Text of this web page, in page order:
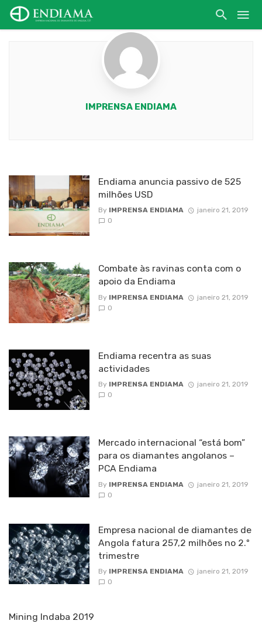
IMPRENSA ENDIAMA
Endiama anuncia passivo de 525
milhões USD
By IMPRENSA ENDIAMA
janeiro 21, 2019
0
Combate às ravinas conta com o
apoio da Endiama
By IMPRENSA ENDIAMA
janeiro 21, 2019
0
Endiama recentra as suas
actividades
By IMPRENSA ENDIAMA
janeiro 21, 2019
0
Mercado internacional “está bom”
para os diamantes angolanos –
PCA Endiama
By IMPRENSA ENDIAMA
janeiro 21, 2019
0
Empresa nacional de diamantes de
Angola fatura 257,2 milhões no 2.º
trimestre
By IMPRENSA ENDIAMA
janeiro 21, 2019
0
Mining Indaba 2019